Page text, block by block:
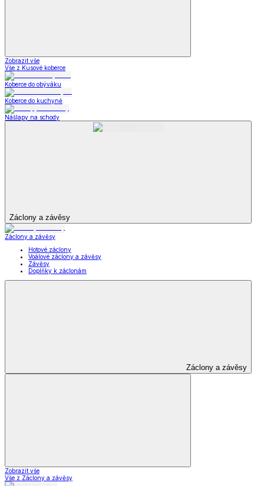
Zobrazit vše
Vše z Kusové koberce
Koberce do obýváku
Koberce do kuchyně
Nášlapy na schody
Záclony a závěsy
Záclony a závěsy
Hotové záclony
Voálové záclony a závěsy
Závěsy
Doplňky k záclonám
Záclony a závěsy
Zobrazit vše
Vše z Záclony a závěsy